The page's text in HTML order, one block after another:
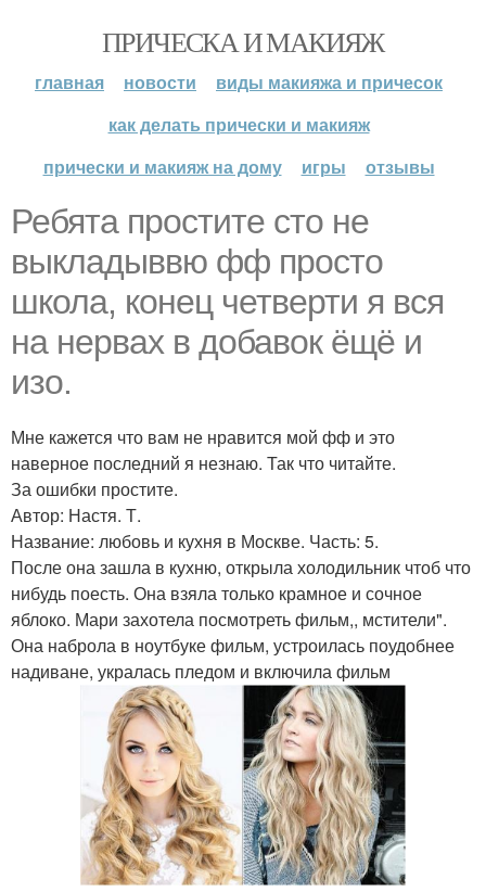
ПРИЧЕСКА И МАКИЯЖ
главная новости
виды макияжа и причесок
как делать прически и макияж
прически и макияж на дому
игры отзывы
Ребята простите сто не
выкладыввю фф просто
школа, конец четверти я вся
на нервах в добавок ёщё и
изо.
Мне кажется что вам не нравится мой фф и это
наверное последний я незнаю. Так что читайте.
За ошибки простите.
Автор: Настя. Т.
Название: любовь и кухня в Москве. Часть: 5.
После она зашла в кухню, открыла холодильник чтоб что
нибудь поесть. Она взяла только крамное и сочное
яблоко. Мари захотела посмотреть фильм,, мстители".
Она наброла в ноутбуке фильм, устроилась поудобнее
надиване, укралась пледом и включила фильм